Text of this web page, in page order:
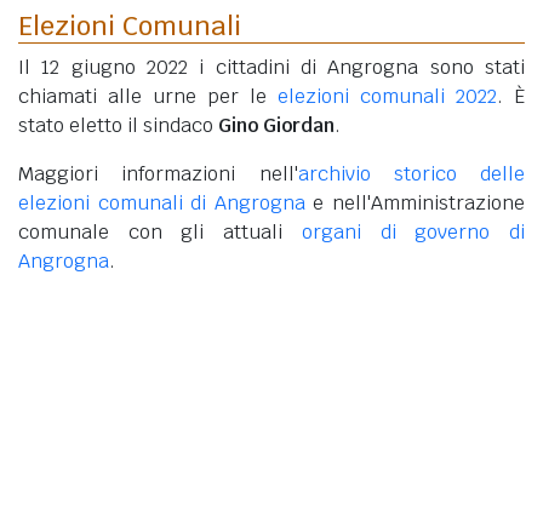
Elezioni Comunali
Il 12 giugno 2022 i cittadini di Angrogna sono stati
chiamati alle urne per le elezioni comunali 2022. È
stato eletto il sindaco Gino Giordan.
Maggiori informazioni nell'archivio storico delle
elezioni comunali di Angrognae nell'Amministrazione
comunale con gli attuali organi di governo di
Angrogna.